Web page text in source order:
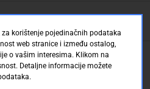
korištenje pojedinačnih podataka
web stranice i između ostalog,
o vašim interesima. Klikom na
Detaljne informacije možete